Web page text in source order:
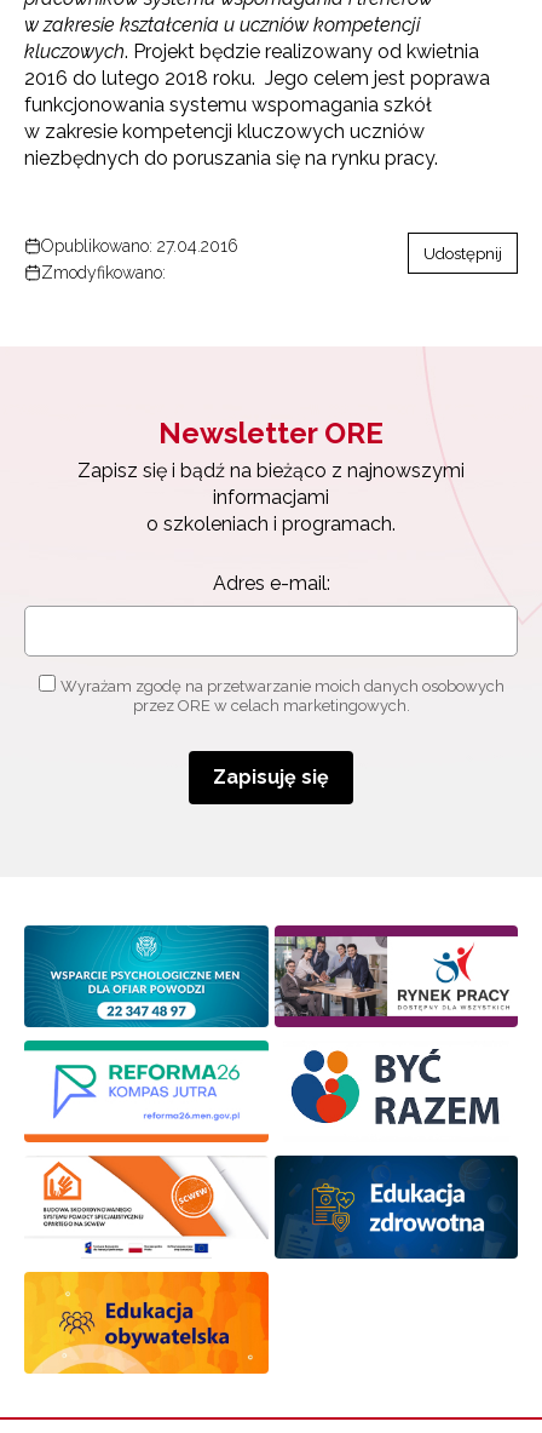
w zakresie kształcenia u uczniów kompetencji
kluczowych. Projekt będzie realizowany od kwietnia
2016 do lutego 2018 roku. Jego celem jest poprawa
funkcjonowania systemu wspomagania szkół
w zakresie kompetencji kluczowych uczniów
niezbędnych do poruszania się na rynku pracy.
Opublikowano: 27.04.2016
Zmodyfikowano:
Udostępnij
Newsletter ORE
Zapisz się i bądź na bieżąco z najnowszymi
informacjami
o szkoleniach i programach.
Adres e-mail:
Wyrażam zgodę na przetwarzanie moich danych osobowych
przez ORE w celach marketingowych.
Zapisuję się